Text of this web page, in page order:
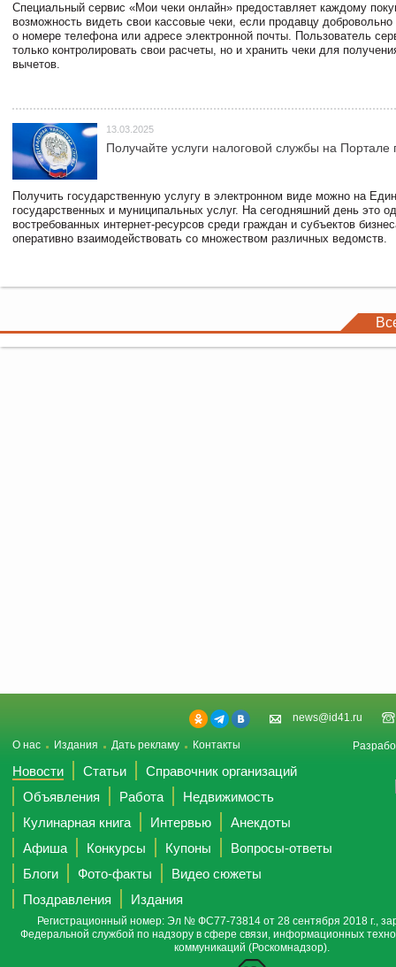
Специальный сервис «Мои чеки онлайн» предоставляет каждому
возможность видеть свои кассовые чеки, если продавцу
о номере телефона или адресе электронной почты. Пользователь
только контролировать свои расчеты, но и хранить чеки для
вычетов.
13.03.2025
Получайте услуги налоговой службы на Портале
Получить государственную услугу в электронном виде можно на
государственных и муниципальных услуг. На сегодняшний день это
востребованных интернет-ресурсов среди граждан и субъектов
оперативно взаимодействовать со множеством различных ведомств.
news@id41.ru
О нас Издания Дать рекламу Контакты
Новости Статьи
Справочник организаций
Объявления
Работа
Недвижимость
Кулинарная книга
Интервью
Анекдоты
Афиша
Конкурсы Купоны
Вопросы-ответы
Блоги
Фото-факты
Видео сюжеты
Поздравления
Издания
Регистрационный номер: Эл № ФС77-73814 от 28 сентября 2018 г.,
Федеральной службой по надзору в сфере связи, информационных
коммуникаций (Роскомнадзор).